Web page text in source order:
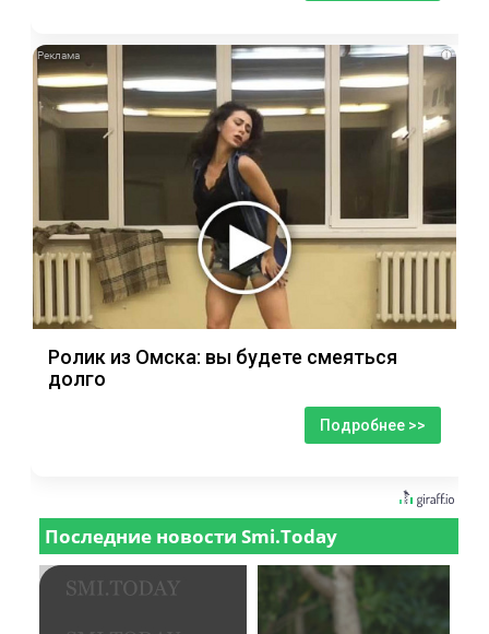
i
Ролик из Омска: вы будете смеяться
долго
Подробнее >>